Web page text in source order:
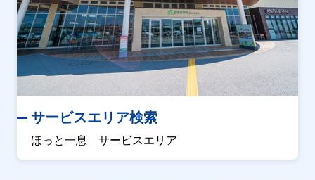
サービスエリア検索
ほっと一息 サービスエリア